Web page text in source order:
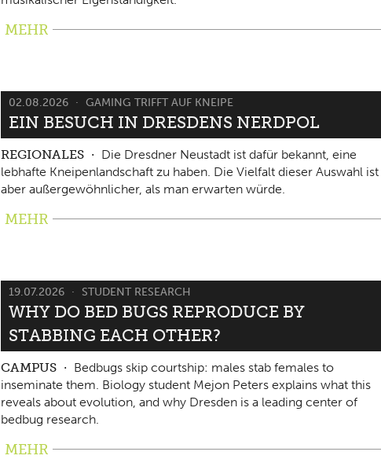
MEHR
02.08.2026 GAMING TRIFFT AUF KNEIPE
EIN BESUCH IN DRESDENS NERDPOL
REGIONALES
Die Dresdner Neustadt ist dafür bekannt, eine
lebhafte Kneipenlandschaft zu haben. Die Vielfalt dieser Auswahl ist
aber außergewöhnlicher, als man erwarten würde.
MEHR
19.07.2026 STUDENT RESEARCH
WHY DO BED BUGS REPRODUCE BY
STABBING EACH OTHER?
CAMPUS
Bedbugs skip courtship: males stab females to
inseminate them. Biology student Mejon Peters explains what this
reveals about evolution, and why Dresden is a leading center of
bedbug research.
MEHR